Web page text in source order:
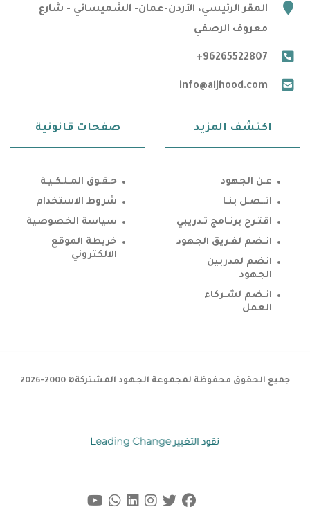
marker
المقر الرئيسي، الأردن-عمان- الشميساني - شارع
معروف الرصفي
phone
+96265522807
email
info@aljhood.com
صفحات قانونية
حـقـوق المـلـكـيـة
شروط الاستخدام
سياسة الخصوصية
خريطة الموقع
الالكتروني
اكتشف المزيد
عـن الجهود
اتــصـل بنـا
اقتـرح برنـامج تـدريبي
انـضم لفـريق الجهود
انضم لمدربين
الجهود
انـضم لشـركاء
العمل
جميع الحقوق محفوظة لمجموعة الجهود المشتركة© 2000-2026